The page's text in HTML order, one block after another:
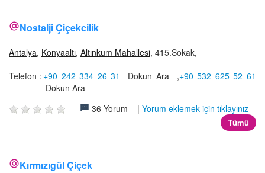
Nostalji Çiçekcilik
Antalya, Konyaaltı, Altınkum Mahallesi, 415.Sokak,
Telefon : +90 242 334 26 31 Dokun Ara ,+90 532 625 52 61
Dokun Ara
36 Yorum | Yorum eklemek için tıklayınız
Tümü
Kırmızıgül Çiçek